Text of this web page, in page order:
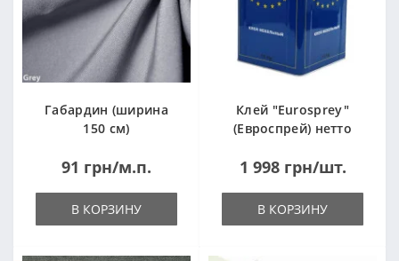
Габардин (ширина
150 см)
91 грн/м.п.
В КОРЗИНУ
Клей "Eurosprey"
(Евроспрей) нетто
1 998 грн/шт.
В КОРЗИНУ